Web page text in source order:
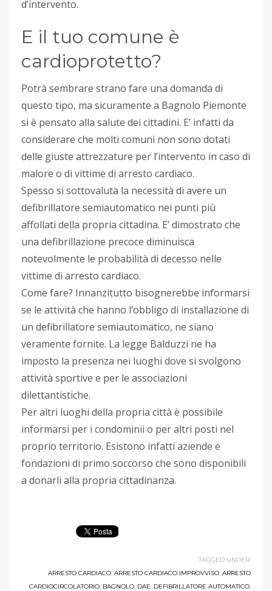
d’intervento.
E il tuo comune è
cardioprotetto?
Potrà sembrare strano fare una domanda di
questo tipo, ma sicuramente a Bagnolo Piemonte
si è pensato alla salute dei cittadini. E’ infatti da
considerare che molti comuni non sono dotati
delle giuste attrezzature per l’intervento in caso di
malore o di vittime di arresto cardiaco.
Spesso si sottovaluta la necessità di avere un
defibrillatore semiautomatico nei punti più
affollati della propria cittadina. E’ dimostrato che
una defibrillazione precoce diminuisca
notevolmente le probabilità di decesso nelle
vittime di arresto cardiaco.
Come fare? Innanzitutto bisognerebbe informarsi
se le attività che hanno l’obbligo di installazione di
un defibrillatore semiautomatico, ne siano
veramente fornite. La legge Balduzzi ne ha
imposto la presenza nei luoghi dove si svolgono
attività sportive e per le associazioni
dilettantistiche.
Per altri luoghi della propria città è possibile
informarsi per i condominii o per altri posti nel
proprio territorio. Esistono infatti aziende e
fondazioni di primo soccorso che sono disponibili
a donarli alla propria cittadinanza.
TAGGED UNDER:
ARRESTO CARDIACO, ARRESTO CARDIACO IMPROVVISO, ARRESTO
CARDIOCIRCOLATORIO, BAGNOLO, DAE, DEFIBRILLATORE AUTOMATICO,